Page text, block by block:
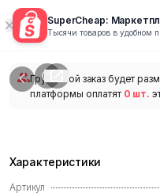
SuperCheap:
Тысячи товаров в удобном
1/
Групповой заказ будет
платформы оплатят 0 шт.
Характеристики
Артикул